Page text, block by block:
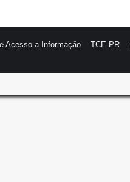
Acesso a Informação TCE-PR